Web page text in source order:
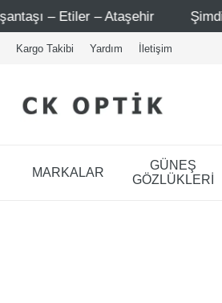
Şimdi Üye ol ! 5000
Kargo Takibi Yardım İletişim
MARKALAR
GÜNEŞ
GÖZLÜKLERİ